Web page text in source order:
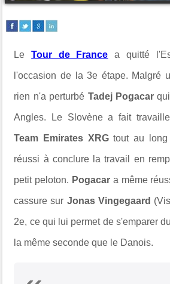
LeTour de France a quitté
l'occasion de la 3e étape. Malgré
rien n'a perturbé Tadej Pogacar
Angles. Le Slovène a fait
Team Emirates XRGtout au
réussi à conclure la travail en
petit peloton. Pogacar a même
cassure sur Jonas Vingegaard
2e, ce qui lui permet de s'emparer
la même seconde que le Danois.